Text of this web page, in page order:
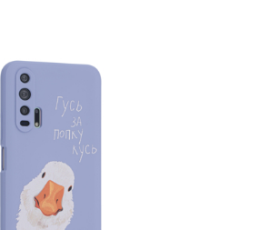
Flower для Honor 20
pro Nice day (с
ручкой)
Чехол-книжка Bag
book для Honor 20 pro
Силиконовый чехол
Soft edge для Honor